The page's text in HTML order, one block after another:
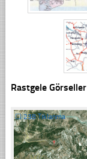
Rastgele Görseller
☐238 Tıklanma